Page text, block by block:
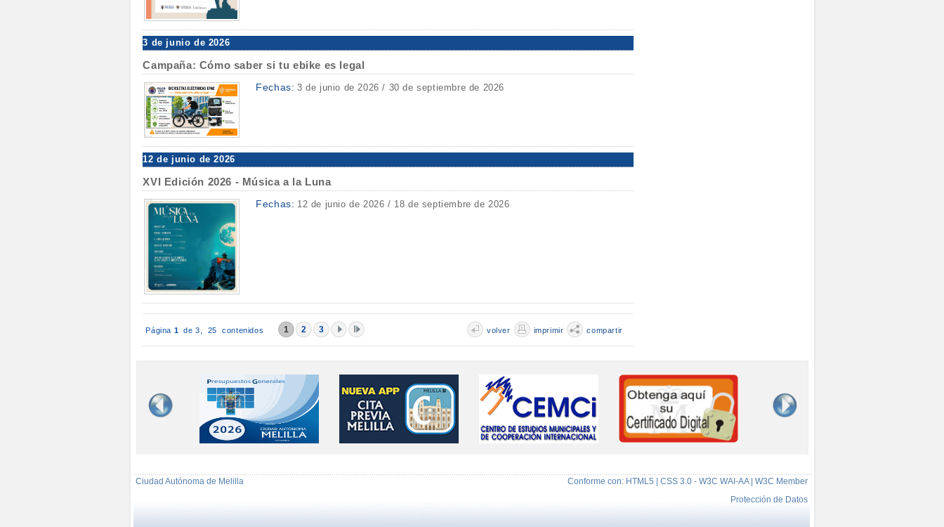
3 de junio de 2026
Campaña: Cómo saber si tu ebike es legal
Fechas: 3 de junio de 2026 / 30 de septiembre de 2026
12 de junio de 2026
XVI Edición 2026 - Música a la Luna
Fechas: 12 de junio de 2026 / 18 de septiembre de 2026
Página 1 de 3, 25 contenidos 1 2 3 volver imprimir compartir
Ciudad Autónoma de Melilla
Conforme con: HTML5 | CSS 3.0 - W3C WAI-AA | W3C Member
Protección de Datos